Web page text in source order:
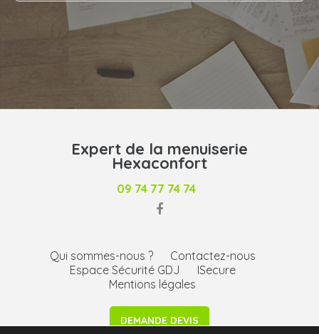
Expert de la menuiserie
Hexaconfort
09 74 77 74 74
Qui sommes-nous ?
Contactez-nous
Espace Sécurité GDJ
ISecure
Mentions légales
DEMANDE DEVIS